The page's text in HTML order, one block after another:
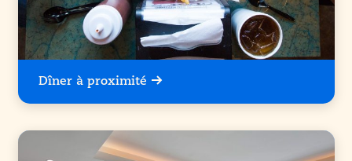
Dîner à proximité